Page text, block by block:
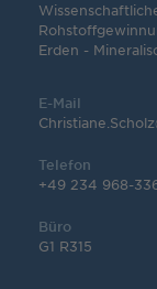
Erden -
E-Mail
Telefon
+49 234 968-
Büro
G1 R315